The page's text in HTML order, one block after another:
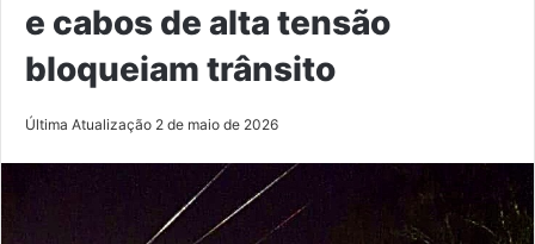
e cabos de alta tensão
bloqueiam trânsito
Última Atualização 2 de maio de 2026